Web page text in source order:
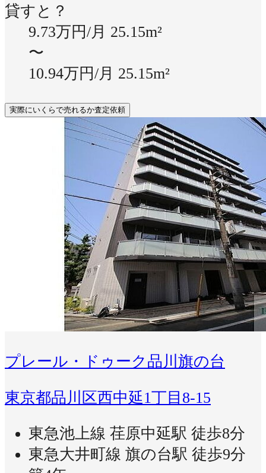
貸すと？
9.73万円/月 25.15m²
〜
10.94万円/月 25.15m²
実際にいくらで売れるか査定依頼
プレール・ドゥーク品川旗の台
東京都品川区西中延1丁目8-15
東急池上線 荏原中延駅 徒歩8分
東急大井町線 旗の台駅 徒歩9分